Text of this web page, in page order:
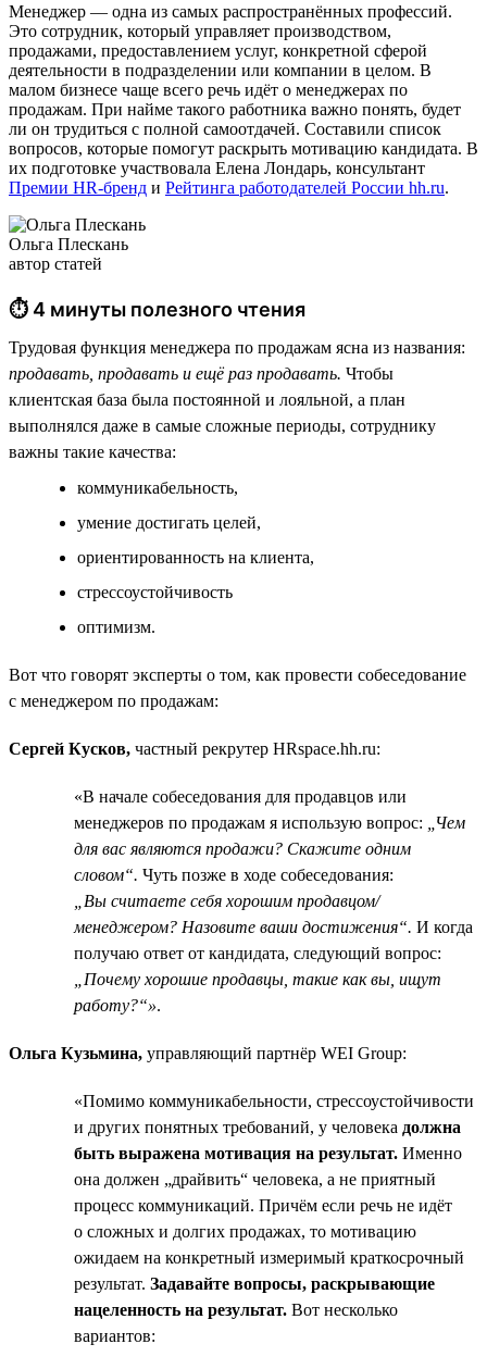
Менеджер — одна из самых распространённых профессий.
Это сотрудник, который управляет производством,
продажами, предоставлением услуг, конкретной сферой
деятельности в подразделении или компании в целом. В
малом бизнесе чаще всего речь идёт о менеджерах по
продажам. При найме такого работника важно понять, будет
ли он трудиться с полной самоотдачей. Составили список
вопросов, которые помогут раскрыть мотивацию кандидата. В
их подготовке участвовала Елена Лондарь, консультант
Премии HR-бренд и Рейтинга работодателей России hh.ru.
Ольга Плескань
автор статей
⏱ 4 минуты полезного чтения
Трудовая функция менеджера по продажам ясна из названия:
продавать, продавать и ещё раз продавать. Чтобы
клиентская база была постоянной и лояльной, а план
выполнялся даже в самые сложные периоды, сотруднику
важны такие качества:
коммуникабельность,
умение достигать целей,
ориентированность на клиента,
стрессоустойчивость
оптимизм.
Вот что говорят эксперты о том, как провести собеседование
с менеджером по продажам:
Сергей Кусков, частный рекрутер HRspace.hh.ru:
«В начале собеседования для продавцов или
менеджеров по продажам я использую вопрос:
„Чем
для вас являются продажи? Скажите одним
словом“. Чуть позже в ходе собеседования:
„Вы считаете себя хорошим продавцом/
менеджером? Назовите ваши достижения“. И когда
получаю ответ от кандидата, следующий вопрос:
„Почему хорошие продавцы, такие как вы, ищут
работу?“».
Ольга Кузьмина, управляющий партнёр WEI Group:
«Помимо коммуникабельности, стрессоустойчивости
и других понятных требований, у человека должна
быть выражена мотивация на результат. Именно
она должен „драйвить“ человека, а не приятный
процесс коммуникаций. Причём если речь не идёт
о сложных и долгих продажах, то мотивацию
ожидаем на конкретный измеримый краткосрочный
результат. Задавайте вопросы, раскрывающие
нацеленность на результат. Вот несколько
вариантов: